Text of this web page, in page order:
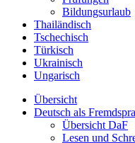
Bildungsurlaub
Thailändisch
Tschechisch
Türkisch
Ukrainisch
Ungarisch
Übersicht
Deutsch als
Übersicht DaF
Lesen und